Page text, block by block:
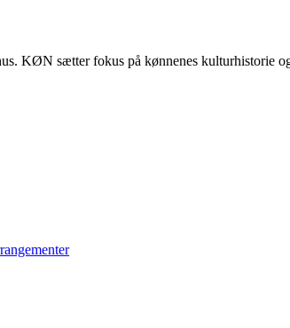
KØN sætter fokus på kønnenes kulturhistorie